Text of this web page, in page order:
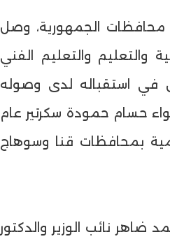
محافظات الجمهورية، وصل
والتعليم والتعليم الفني
في استقباله لدى وصوله
حسام حمودة سكرتير عام
بمحافظات قنا وسوهاج
ضاهر نائب الوزير والدكتور